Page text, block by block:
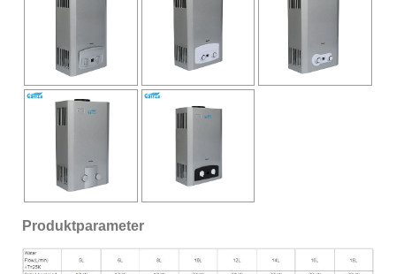
Produktparameter